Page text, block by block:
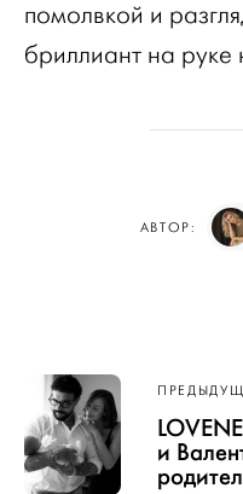
помолвкой и
бриллиант на руке
АВТОР:
Навигация
по записям
и